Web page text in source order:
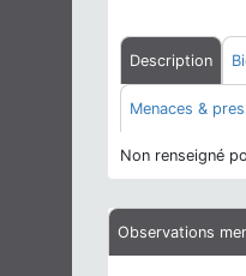
Description
Menaces &
Non renseigné
Observations